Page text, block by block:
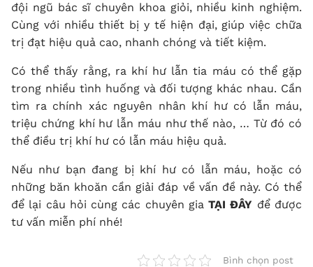
đội ngũ bác sĩ chuyên khoa giỏi, nhiều kinh nghiệm.
Cùng với nhiều thiết bị y tế hiện đại, giúp việc chữa
trị đạt hiệu quả cao, nhanh chóng và tiết kiệm.
Có thể thấy rằng, ra khí hư lẫn tia máu có thể gặp
trong nhiều tình huống và đối tượng khác nhau. Cần
tìm ra chính xác nguyên nhân khí hư có lẫn máu,
triệu chứng khí hư lẫn máu như thế nào, … Từ đó có
thể điều trị khí hư có lẫn máu hiệu quả.
Nếu như bạn đang bị khí hư có lẫn máu, hoặc có
những băn khoăn cần giải đáp về vấn đề này. Có thể
để lại câu hỏi cùng các chuyên giaTẠI ĐÂY để được
tư vấn miễn phí nhé!
Bình chọn post